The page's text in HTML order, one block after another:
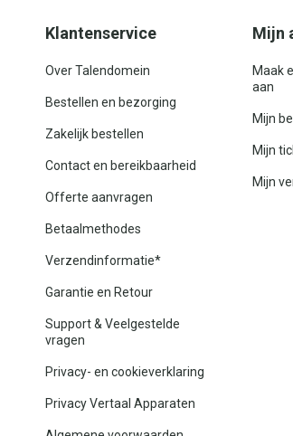
Klantenservice
Over Talendomein
Bestellen en bezorging
Zakelijk bestellen
Contact en bereikbaarheid
Offerte aanvragen
Betaalmethodes
Verzendinformatie*
Garantie en Retour
Support & Veelgestelde
vragen
Privacy- en cookieverklaring
Privacy Vertaal Apparaten
Mijn
Maak
aan
Mijn
Mijn
Mijn